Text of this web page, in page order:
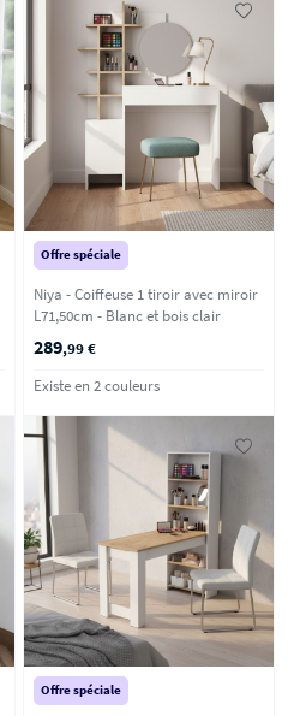
Offre spéciale
Niya - Coiffeuse 1 tiroir avec miroir
L71,50cm - Blanc et bois clair
289,99 €
Existe en 2 couleurs
Offre spéciale